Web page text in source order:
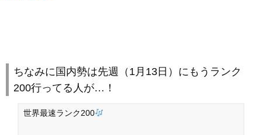
ちなみに国内勢は先週（1月13日）にもうランク
200行ってる人が…！
世界最速ランク200